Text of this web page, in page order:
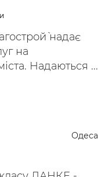
надає
на
Надаються ...
Одеса